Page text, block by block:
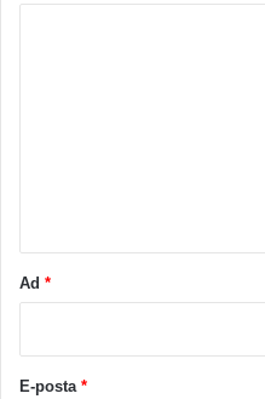
Ad *
E-posta *